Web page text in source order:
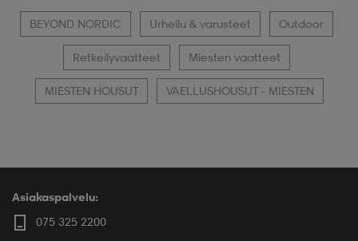
BEYOND NORDIC Urheilu & varusteet Outdoor
Retkeilyvaatteet Miesten vaatteet
MIESTEN HOUSUT VAELLUSHOUSUT - MIESTEN
Asiakaspalvelu:
075 325 2200